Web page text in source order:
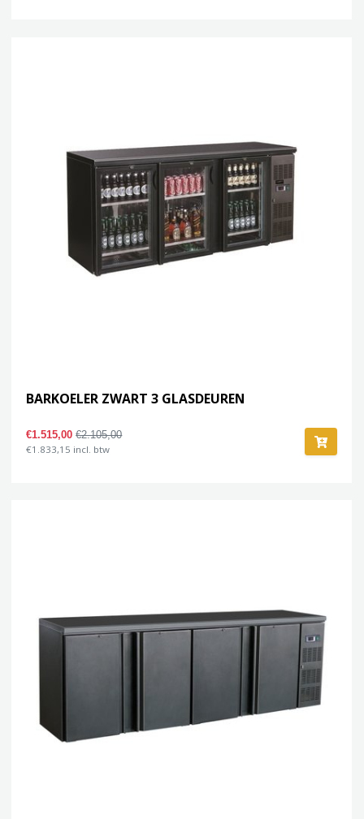
BARKOELER ZWART 3 GLASDEUREN
€1.515,00€2.105,00
€1.833,15 incl. btw